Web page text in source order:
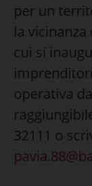
per un
la
cui si
operativa
32111 o